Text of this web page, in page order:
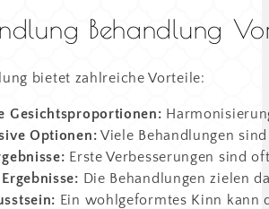
Behandlung
bietet zahlreiche Vorteile:
Gesichtsproportionen:
Optionen: Viele Behandlungen
Erste Verbesserungen sind
Die Behandlungen zielen
Ein wohlgeformtes Kinn kann